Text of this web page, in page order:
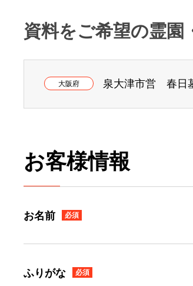
資料をご希望の霊園
大阪府 泉大津市営 春日
お客様情報
お名前 必須
ふりがな 必須